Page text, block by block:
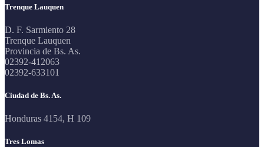
Trenque Lauquen
D. F. Sarmiento 28
Trenque Lauquen
Provincia de Bs. As.
02392-412063
02392-633101
Ciudad de Bs. As.
Honduras 4154, H 109
Tres Lomas